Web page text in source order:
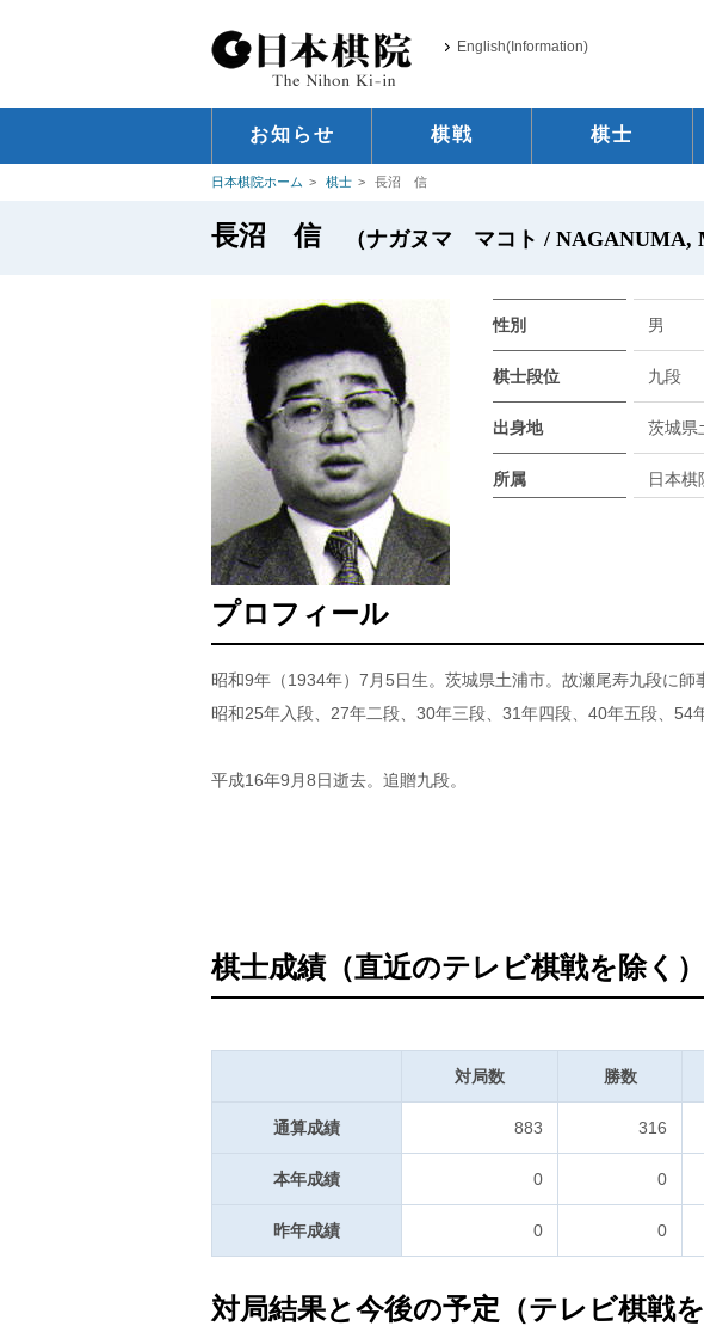
English(Information)
お知らせ 棋戦 棋士
日本棋院ホーム 棋士 長沼 信
長沼 信 （ナガヌマ マコト / NAGANUMA,
性別 男
棋士段位 九段
出身地 茨城県
所属 日本棋
プロフィール
昭和9年（1934年）7月5日生。茨城県土浦市。故瀬尾寿九段に師
昭和25年入段、27年二段、30年三段、31年四段、40年五段、54
平成16年9月8日逝去。追贈九段。
棋士成績（直近のテレビ棋戦を除く）
対局数 勝数
通算成績 883 316
本年成績 0 0
昨年成績 0 0
対局結果と今後の予定（テレビ棋戦を